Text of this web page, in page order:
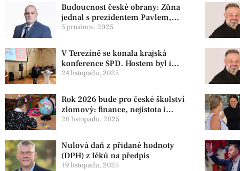
Budoucnost české obrany: Zůna
jednal s prezidentem Pavlem,
experti zdůrazňují článek 3 NATO
5 prosince, 2025
V Terezíně se konala krajská
konference SPD. Hostem byl i
zástupce koaliční strany PRO
24 listopadu, 2025
Rok 2026 bude pro české školství
zlomový: finance, nejistota i
ambiciózní plány
20 listopadu, 2025
Nulová daň z přidané hodnoty
(DPH) z léků na předpis
19 listopadu, 2025